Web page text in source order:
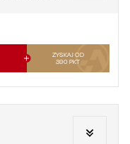
ZYSKAJ OD
390 PKT